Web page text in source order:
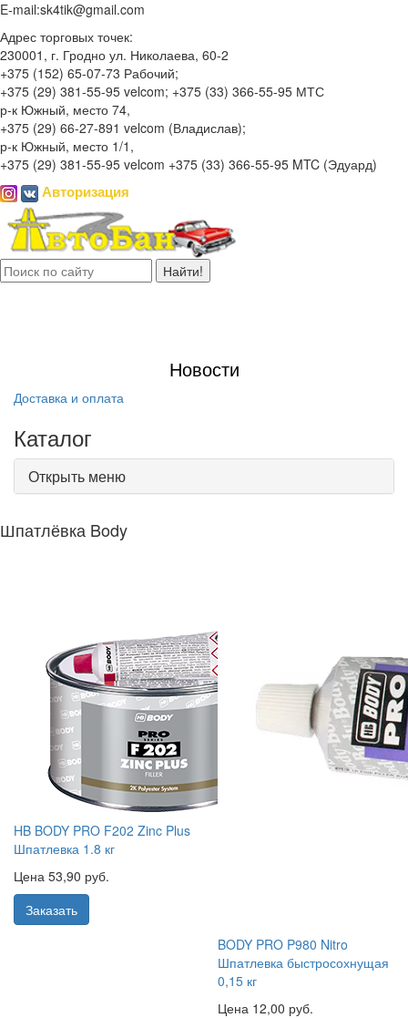
E-mail:sk4tik@gmail.com
Адрес торговых точек:
230001, г. Гродно ул. Николаева, 60-2
+375 (152) 65-07-73 Рабочий;
+375 (29) 381-55-95 velcom; +375 (33) 366-55-95 МТС
р-к Южный, место 74,
+375 (29) 66-27-891 velcom (Владислав);
р-к Южный, место 1/1,
+375 (29) 381-55-95 velcom +375 (33) 366-55-95 MTC (Эдуард)
Авторизация
Новости
Доставка и оплата
Каталог
Открыть меню
Шпатлёвка Body
HB BODY PRO F202 Zinc Plus
Шпатлевка 1.8 кг
Цена 53,90 руб.
Заказать
BODY PRO P980 Nitro
Шпатлевка быстросохнущая
0,15 кг
Цена 12,00 руб.